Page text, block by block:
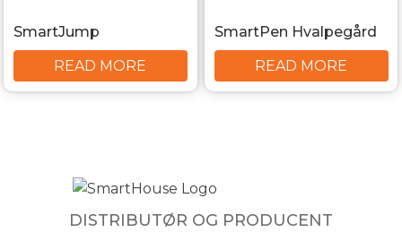
SmartJump
READ MORE
SmartPen Hvalpegård
READ MORE
DISTRIBUTØR OG PRODUCENT